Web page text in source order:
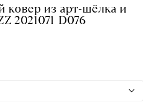
ковер из арт-шёлка и
2021071-D076